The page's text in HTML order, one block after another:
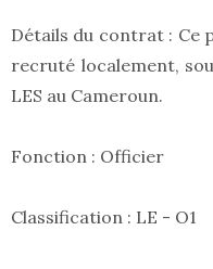
Détails du contrat : Ce
recruté localement,
LES au Cameroun.
Fonction : Officier
Classification : LE - O1